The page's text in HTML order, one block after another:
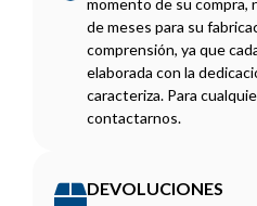
de meses para su
comprensión, ya que
elaborada con la
caracteriza. Para
contactarnos.
DEVOLUCIONES